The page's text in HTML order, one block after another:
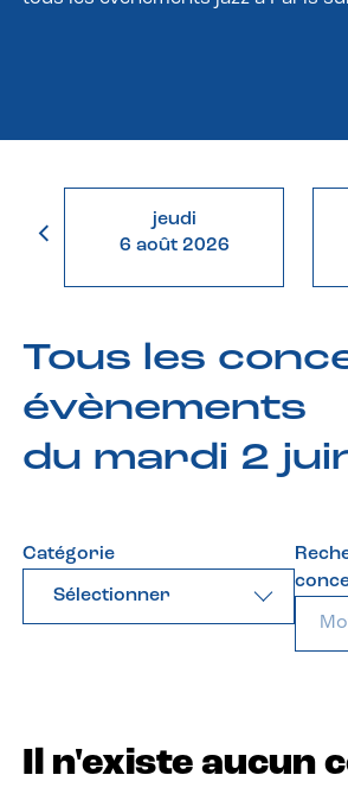
jeudi
6 août 2026
Tous les
évènements
du mardi 2
Catégorie
Sélectionner
Il n'existe aucun